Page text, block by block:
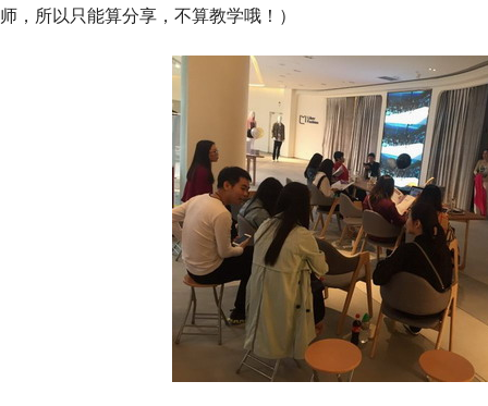
师，所以只能算分享，不算教学哦！）